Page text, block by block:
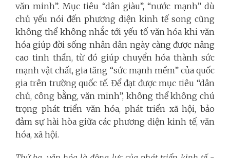
văn minh”. Mục tiêu “dân giàu”, “nước mạnh” dù
chủ yếu nói đến phương diện kinh tế song cũng
không thể không nhắc tới yếu tố văn hóa khi văn
hóa giúp đời sống nhân dân ngày càng được nâng
cao tinh thần, từ đó giúp chuyển hóa thành sức
mạnh vật chất, gia tăng “sức mạnh mềm” của quốc
gia trên trường quốc tế. Để đạt được mục tiêu “dân
chủ, công bằng, văn minh”, không thể không chú
trọng phát triển văn hóa, phát triển xã hội, bảo
đảm sự hài hòa giữa các phương diện kinh tế, văn
hóa, xã hội.